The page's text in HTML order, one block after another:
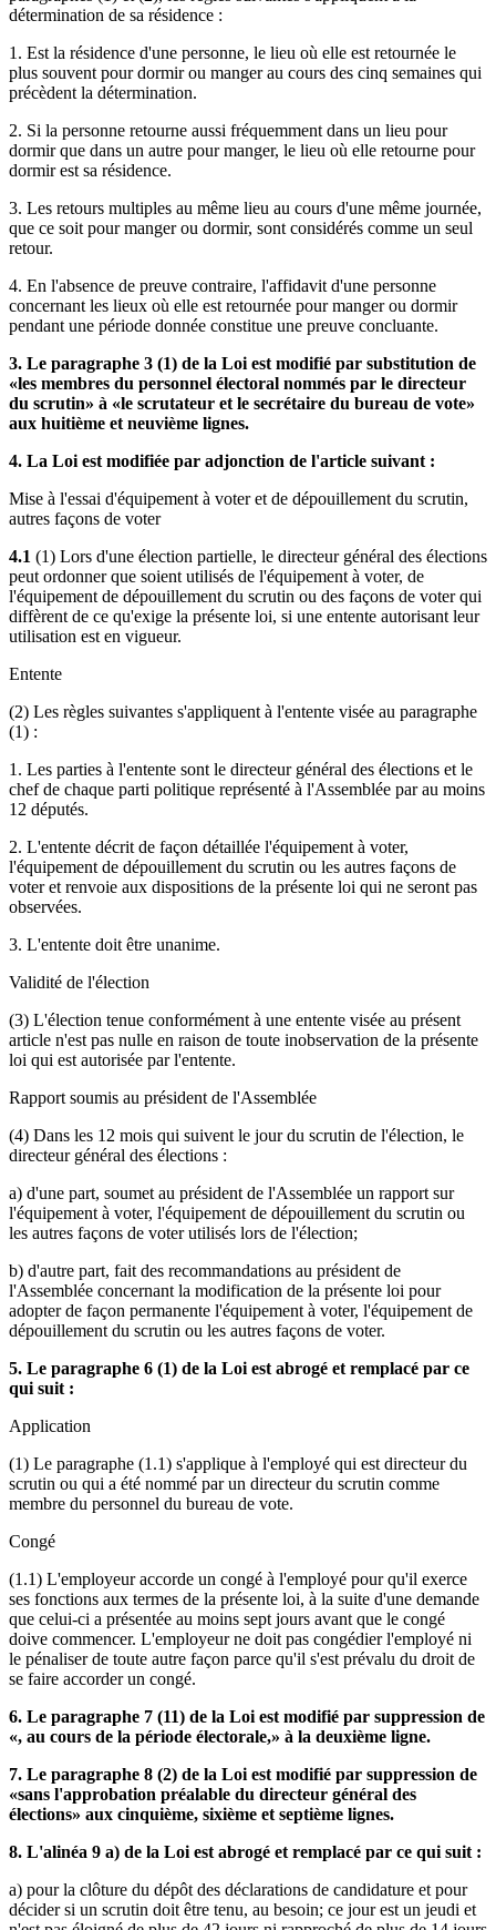
détermination de sa résidence :
1. Est la résidence d'une personne, le lieu où elle est retournée le
plus souvent pour dormir ou manger au cours des cinq semaines qui
précèdent la détermination.
2. Si la personne retourne aussi fréquemment dans un lieu pour
dormir que dans un autre pour manger, le lieu où elle retourne pour
dormir est sa résidence.
3. Les retours multiples au même lieu au cours d'une même journée,
que ce soit pour manger ou dormir, sont considérés comme un seul
retour.
4. En l'absence de preuve contraire, l'affidavit d'une personne
concernant les lieux où elle est retournée pour manger ou dormir
pendant une période donnée constitue une preuve concluante.
3. Le paragraphe 3 (1) de la Loi est modifié par substitution de
«les membres du personnel électoral nommés par le directeur
du scrutin» à «le scrutateur et le secrétaire du bureau de vote»
aux huitième et neuvième lignes.
4. La Loi est modifiée par adjonction de l'article suivant :
Mise à l'essai d'équipement à voter et de dépouillement du scrutin,
autres façons de voter
4.1 (1) Lors d'une élection partielle, le directeur général des élections
peut ordonner que soient utilisés de l'équipement à voter, de
l'équipement de dépouillement du scrutin ou des façons de voter qui
diffèrent de ce qu'exige la présente loi, si une entente autorisant leur
utilisation est en vigueur.
Entente
(2) Les règles suivantes s'appliquent à l'entente visée au paragraphe
(1) :
1. Les parties à l'entente sont le directeur général des élections et le
chef de chaque parti politique représenté à l'Assemblée par au moins
12 députés.
2. L'entente décrit de façon détaillée l'équipement à voter,
l'équipement de dépouillement du scrutin ou les autres façons de
voter et renvoie aux dispositions de la présente loi qui ne seront pas
observées.
3. L'entente doit être unanime.
Validité de l'élection
(3) L'élection tenue conformément à une entente visée au présent
article n'est pas nulle en raison de toute inobservation de la présente
loi qui est autorisée par l'entente.
Rapport soumis au président de l'Assemblée
(4) Dans les 12 mois qui suivent le jour du scrutin de l'élection, le
directeur général des élections :
a) d'une part, soumet au président de l'Assemblée un rapport sur
l'équipement à voter, l'équipement de dépouillement du scrutin ou
les autres façons de voter utilisés lors de l'élection;
b) d'autre part, fait des recommandations au président de
l'Assemblée concernant la modification de la présente loi pour
adopter de façon permanente l'équipement à voter, l'équipement de
dépouillement du scrutin ou les autres façons de voter.
5. Le paragraphe 6 (1) de la Loi est abrogé et remplacé par ce
qui suit :
Application
(1) Le paragraphe (1.1) s'applique à l'employé qui est directeur du
scrutin ou qui a été nommé par un directeur du scrutin comme
membre du personnel du bureau de vote.
Congé
(1.1) L'employeur accorde un congé à l'employé pour qu'il exerce
ses fonctions aux termes de la présente loi, à la suite d'une demande
que celui-ci a présentée au moins sept jours avant que le congé
doive commencer. L'employeur ne doit pas congédier l'employé ni
le pénaliser de toute autre façon parce qu'il s'est prévalu du droit de
se faire accorder un congé.
6. Le paragraphe 7 (11) de la Loi est modifié par suppression de
«, au cours de la période électorale,» à la deuxième ligne.
7. Le paragraphe 8 (2) de la Loi est modifié par suppression de
«sans l'approbation préalable du directeur général des
élections» aux cinquième, sixième et septième lignes.
8. L'alinéa 9 a) de la Loi est abrogé et remplacé par ce qui suit :
a) pour la clôture du dépôt des déclarations de candidature et pour
décider si un scrutin doit être tenu, au besoin; ce jour est un jeudi et